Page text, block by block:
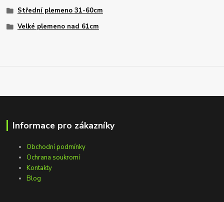
Střední plemeno 31-60cm
Velké plemeno nad 61cm
Informace pro zákazníky
Obchodní podmínky
Ochrana soukromí
Kontakty
Blog